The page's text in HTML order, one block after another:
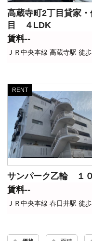
高蔵寺町2丁目貸家
目 ４LDK
賃料--
ＪＲ中央本線 高蔵寺駅 徒
RENT
サンパーク乙輪 １
賃料--
ＪＲ中央本線 春日井駅 徒